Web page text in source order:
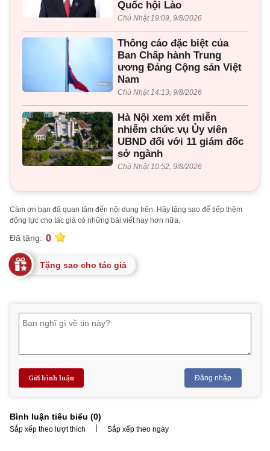
Quốc hội Lào
Chủ Nhật 19:09, 9/8/2026
Thông cáo đặc biệt của
Ban Chấp hành Trung
ương Đảng Cộng sản Việt
Nam
Chủ Nhật 14:13, 9/8/2026
Hà Nội xem xét miễn
nhiễm chức vụ Ủy viên
UBND đối với 11 giám đốc
sở ngành
Chủ Nhật 10:52, 9/8/2026
Cảm ơn bạn đã quan tâm đến nội dung trên. Hãy tặng sao để tiếp thêm
động lực cho tác giả có những bài viết hay hơn nữa.
Đã tặng: 0
Tặng sao cho tác giả
Gửi bình luận Đăng nhập
Bình luận tiêu biểu (0)
Sắp xếp theo lượt thích | Sắp xếp theo ngày